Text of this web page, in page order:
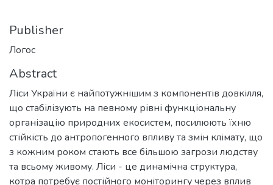
Publisher
Логос
Abstract
Ліси України є найпотужнішим з компонентів довкілля,
що стабілізують на певному рівні функціональну
організацію природних екосистем, посилюють їхню
стійкість до антропогенного впливу та змін клімату, що
з кожним роком стають все більшою загрози людству
та всьому живому. Ліси - це динамічна структура,
котра потребує постійного моніторингу через вплив